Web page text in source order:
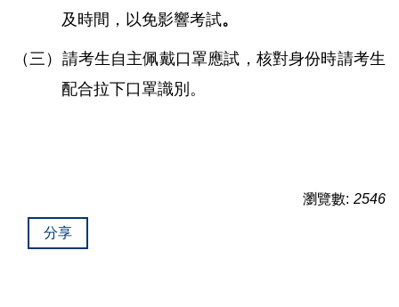
及時間，以免影響考試。
（三）請考生自主佩戴口罩應試，核對身份時請考生
配合拉下口罩識別。
瀏覽數: 2546
分享